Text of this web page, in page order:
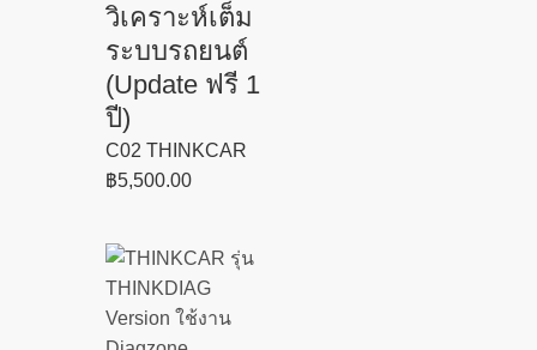
วิเคราะห์เต็ม
ระบบรถยนต์
(Update ฟรี 1
ปี)
C02 THINKCAR
฿5,500.00